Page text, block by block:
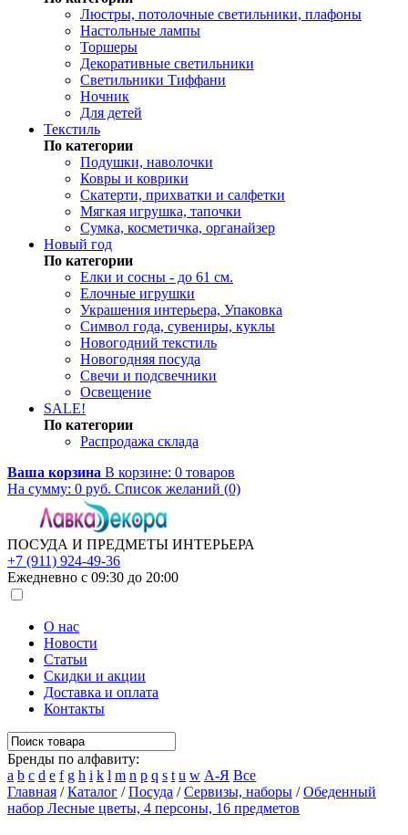
Люстры, потолочные светильники, плафоны
Настольные лампы
Торшеры
Декоративные светильники
Светильники Тиффани
Ночник
Для детей
Текстиль
По категории
Подушки, наволочки
Ковры и коврики
Скатерти, прихватки и салфетки
Мягкая игрушка, тапочки
Сумка, косметичка, органайзер
Новый год
По категории
Елки и сосны - до 61 см.
Елочные игрушки
Украшения интерьера, Упаковка
Символ года, сувениры, куклы
Новогодний текстиль
Новогодняя посуда
Свечи и подсвечники
Освещение
SALE!
По категории
Распродажа склада
Ваша корзина В корзине: 0 товаров
На сумму: 0 руб. Список желаний (0)
ПОСУДА И ПРЕДМЕТЫ ИНТЕРЬЕРА
+7 (911) 924-49-36
Ежедневно с 09:30 до 20:00
О нас
Новости
Статьи
Скидки и акции
Доставка и оплата
Контакты
Бренды по алфавиту:
a b c d e f g h i k l m n p q s t u w А-Я Все
Главная /Каталог /Посуда /Сервизы, наборы /Обеденный
набор Лесные цветы, 4 персоны, 16 предметов